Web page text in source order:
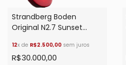
Strandberg Boden
Original N2.7 Sunset
12x de R$2.500,00 sem juros
R$30.000,00